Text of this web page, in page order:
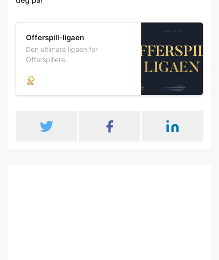
Offerspill-ligaen
Den ultimate ligaen for
Offerspillere.